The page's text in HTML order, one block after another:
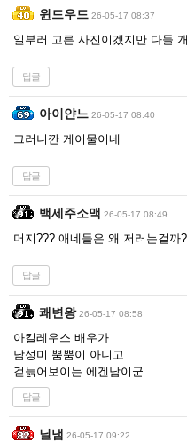
윈드우드 26-05-17 08:37
일부러 고른 사진이겠지만 다들
답글
아이얀느 26-05-17 08:40
그러니깐 게이물이네
답글
백세주소맥 26-05-17 08:49
머지??? 애네들은 왜 저러는걸까?
답글
쾌변왕 26-05-17 08:58
아킬레우스 배우가
남성미 뿜뿜이 아니고
겉늙어보이는 에겐남이군
답글
닐냄 26-05-17 09:22